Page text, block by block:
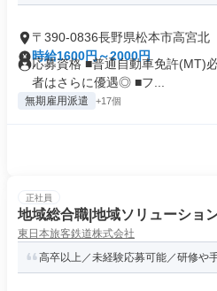
〒390-0836長野県松本市高宮北
時給1600円～2000円
応募資格 ■普通自動車免許(MT)
者はさらに優遇◎ ■フ...
無期雇用派遣 +17個
正社員
地域総合職|地域ソリューショ
東日本旅客鉄道株式会社
高卒以上／未経験応募可能／研修や